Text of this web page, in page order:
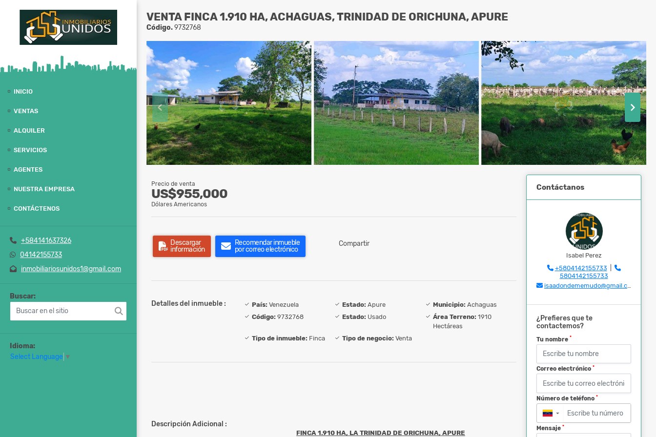
INICIO
VENTAS
ALQUILER
SERVICIOS
AGENTES
NUESTRA EMPRESA
CONTÁCTENOS
+584141637326
04142155733
inmobiliariosunidos1@gmail.com
Buscar:
Idioma:
Select Language ▼
VENTA FINCA 1.910 HA, ACHAGUAS, TRINIDAD DE ORICHUNA, APURE
Código.9732768
Precio de venta
US$955,000
Dólares Americanos
Descargar
información
Recomendar inmueble
por correo electrónico
Compartir
Detalles del inmueble : País: Venezuela Estado: Apure Municipio: Achaguas
Código: 9732768 Estado: Usado Área Terreno: 1910
Hectáreas
Tipo de inmueble: Finca Tipo de negocio: Venta
Descripción Adicional :
FINCA 1.910 HA, LA TRINIDAD DE ORICHUNA, APURE
Contáctanos
Isabel Perez
+5804142155733|
5804142155733
isaadondememudo@gmail.com
¿Prefieres que te
contactemos?
Tu nombre *
Correo electrónico *
Número de teléfono *
▼
Mensaje *